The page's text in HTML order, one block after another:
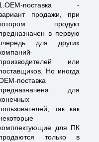
поставка -
продажи, при
продукт
в первую
для других
или
Но иногда
поставка
для
так как
для ПК
только в